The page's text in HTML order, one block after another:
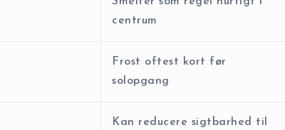
centrum
Frost oftest kort før
solopgang
Kan reducere sigtbarhed til